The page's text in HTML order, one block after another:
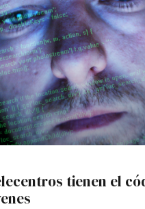
tienen el